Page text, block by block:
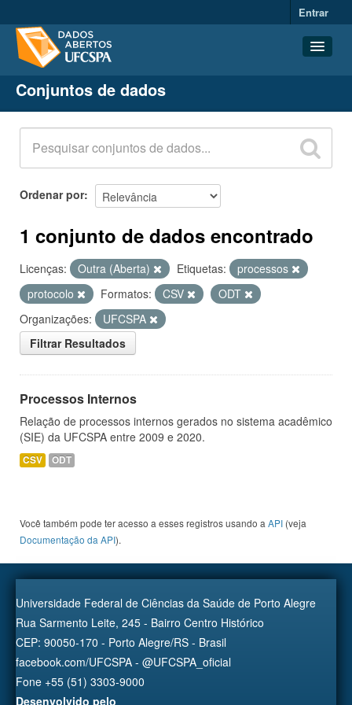
Entrar
Conjuntos de dados
Organizações
Grupos
Sobre
Conjuntos de dados
Ordenar por
1 conjunto de dados encontrado
Licenças: Outra (Aberta) Etiquetas:
processos
protocolo
Formatos: CSV
ODT
Organizações:
UFCSPA
Filtrar Resultados
Processos Internos
Relação de processos internos gerados no sistema acadêmico
(SIE) da UFCSPA entre 2009 e 2020.
CSV ODT
Você também pode ter acesso a esses registros usando a API (veja
Documentação da API).
Universidade Federal de Ciências da Saúde de Porto Alegre
Rua Sarmento Leite, 245 - Bairro Centro Histórico
CEP: 90050-170 - Porto Alegre/RS - Brasil
facebook.com/UFCSPA - @UFCSPA_oficial
Fone +55 (51) 3303-9000
Desenvolvido pelo